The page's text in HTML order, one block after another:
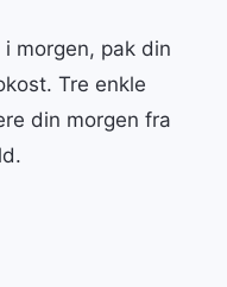
morgen, pak din
Tre enkle
din morgen fra